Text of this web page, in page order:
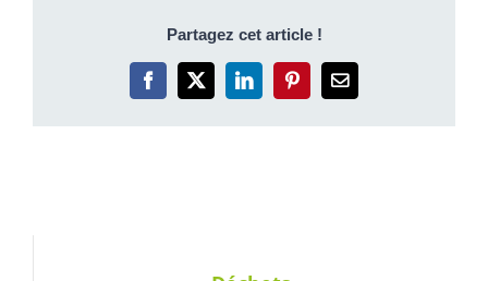
Partagez cet article !
Facebook
X LinkedInPinterestEmail